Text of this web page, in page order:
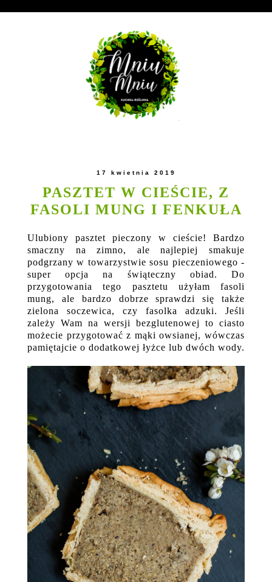
17 kwietnia 2019
PASZTET W CIEŚCIE, Z
FASOLI MUNG I FENKUŁA
Ulubiony pasztet pieczony w cieście! Bardzo
smaczny na zimno, ale najlepiej smakuje
podgrzany w towarzystwie sosu pieczeniowego -
super opcja na świąteczny obiad. Do
przygotowania tego pasztetu użyłam fasoli
mung, ale bardzo dobrze sprawdzi się także
zielona soczewica, czy fasolka adzuki. Jeśli
zależy Wam na wersji bezglutenowej to ciasto
możecie przygotować z mąki owsianej, wówczas
pamiętajcie o dodatkowej łyżce lub dwóch wody.